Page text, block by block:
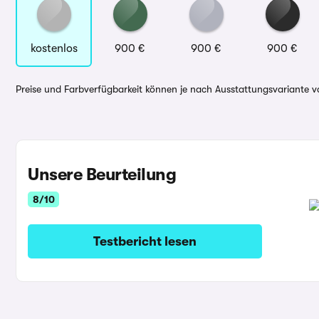
kostenlos 900 € 900 € 900 €
Preise und Farbverfügbarkeit können je nach Ausstattungsvariante
Unsere Beurteilung
8/10
Testbericht lesen